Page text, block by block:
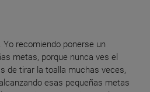
Yo recomiendo ponerse un
metas, porque nunca ves el
de tirar la toalla muchas veces,
esas pequeñas metas